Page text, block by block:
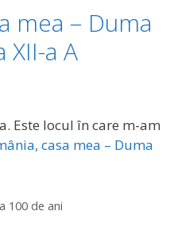
mea – Duma
XII-a A
Este locul în care m-am
casa mea – Duma
100 de ani